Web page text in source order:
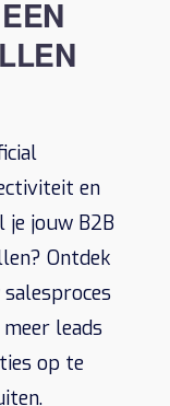
en
je jouw B2B
Ontdek
leads
op te